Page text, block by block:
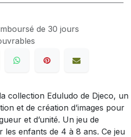
de 30 jours
collection Eduludo de Djeco, un
et de création d’images pour
et d’unité. Un jeu de
les enfants de 4 à 8 ans. Ce jeu